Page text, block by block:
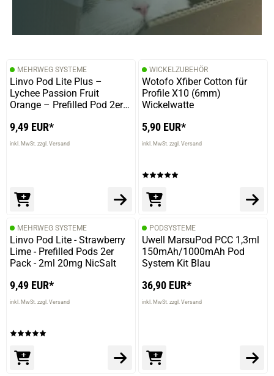
Trustedshops.de
Halten lange und der Geschmack vom Liquid sehr gut
22.03.2025 — via
Trustedshops.de
Die Bewertung erfolgte ohne Abgabe eines Kommentars
08.02.2025 — via
Trustedshops.de
Udo F.
verifizierter Onlinekauf.
02.02.2025 — via
verifizierter Onlinekauf.
MEHRWEG SYSTEME
Linvo Pod Lite Plus –
Lychee Passion Fruit
Orange – Prefilled Pod 2er
9,49 EUR*
inkl. MwSt. zzgl. Versand
WICKELZUBEHÖR
Wotofo Xfiber Cotton für
Profile X10 (6mm)
Wickelwatte
5,90 EUR*
inkl. MwSt. zzgl. Versand
MEHRWEG SYSTEME
Linvo Pod Lite - Strawberry
Lime - Prefilled Pods 2er
Pack - 2ml 20mg NicSalt
9,49 EUR*
inkl. MwSt. zzgl. Versand
PODSYSTEME
Uwell MarsuPod PCC 1,3ml
150mAh/1000mAh Pod
System Kit Blau
36,90 EUR*
inkl. MwSt. zzgl. Versand